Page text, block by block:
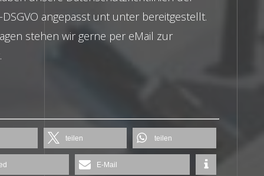
angepasst unt unter bereitgestellt.
stehen wir gerne per eMail zur
teilen teilen
E-Mail